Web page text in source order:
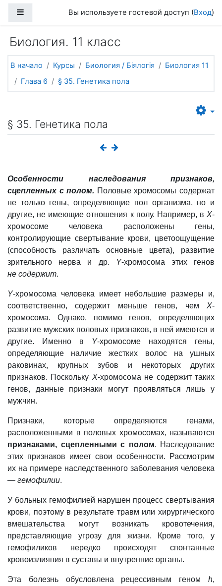
Боковая панельВы используете гостевой доступ (Вход)
Биология. 11 класс
В начало Курсы Биология / Біялогія
Биология 11
Глава 6
§ 35. Генетика пола
§ 35. Генетика пола
Особенности наследования признаков,
сцепленных с полом. Половыехромосомы содержат
не только гены, определяющие пол организма, но и
другие, не имеющие отношения к полу. Например, в Х-
хромосоме человека расположены гены,
контролирующие свертывание крови, цветоощущение
(способность различать основные цвета), развитие
зрительного нерва и др. Y-хромосома этих генов
не содержит.
Y-хромосома человека имеет небольшие размеры и,
соответственно, содержит меньше генов, чем Х-
хромосома. Однако, помимо генов, определяющих
развитие мужских половых признаков, в ней имеются и
другие. Именно в Y-хромосоме находятся гены,
определяющие наличие жестких волос на ушных
раковинах, крупных зубов и некоторых других
признаков. Поскольку Х-хромосома не содержит таких
генов, данные признаки могут проявляться лишь у
мужчин.
Признаки, которые определяются генами,
расположенными в половых хромосомах, называются
признаками, сцепленными с полом. Наследование
этих признаков имеет свои особенности. Рассмотрим
их на примере наследственного заболевания человека
— гемофилии.
У больных гемофилией нарушен процесс свертывания
крови, поэтому в результате травм или хирургического
вмешательства могут возникать кровотечения,
представляющие угрозу для жизни. Кроме того, у
гемофиликов нередко происходят спонтанные
кровоизлияния в суставы и внутренние органы.
Эта болезнь обусловлена рецессивным геном h,